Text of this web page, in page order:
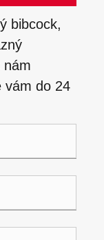
bibcock,
nám
vám do 24